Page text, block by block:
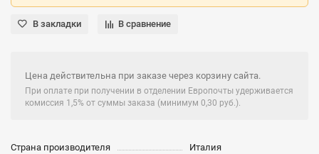
В закладки В сравнение
Цена действительна при заказе через корзину сайта.
При оплате при получении в отделении Европочты удерживается
комиссия 1,5% от суммы заказа (минимум 0,30 руб.).
Страна производителя
Италия